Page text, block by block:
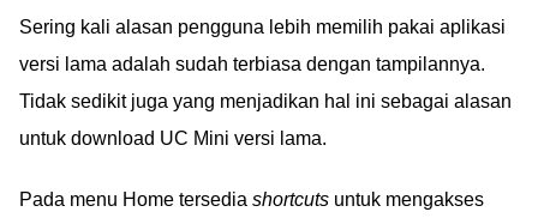
Sering kali alasan pengguna lebih memilih pakai aplikasi
versi lama adalah sudah terbiasa dengan tampilannya.
Tidak sedikit juga yang menjadikan hal ini sebagai alasan
untuk download UC Mini versi lama.
Pada menu Home tersedia shortcuts untuk mengakses